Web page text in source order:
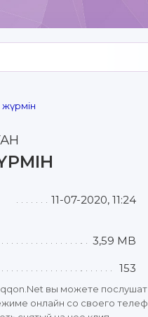
11-07-2020, 11:24
3,59 MB
153
вы можете
онлайн со своего